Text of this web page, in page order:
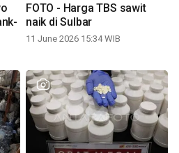
FOTO - Harga TBS sawit
naik di Sulbar
11 June 2026 15:34 WIB